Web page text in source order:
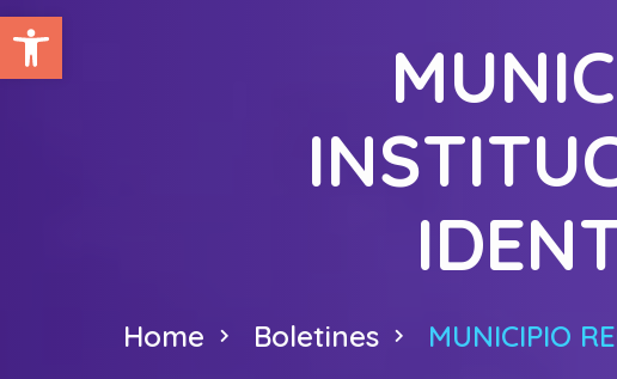
Abrir barra de herramientas
Home Boletines MUNICIPIO